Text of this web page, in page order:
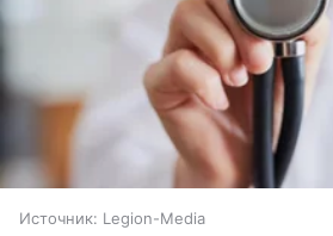
Источник: Legion-Media